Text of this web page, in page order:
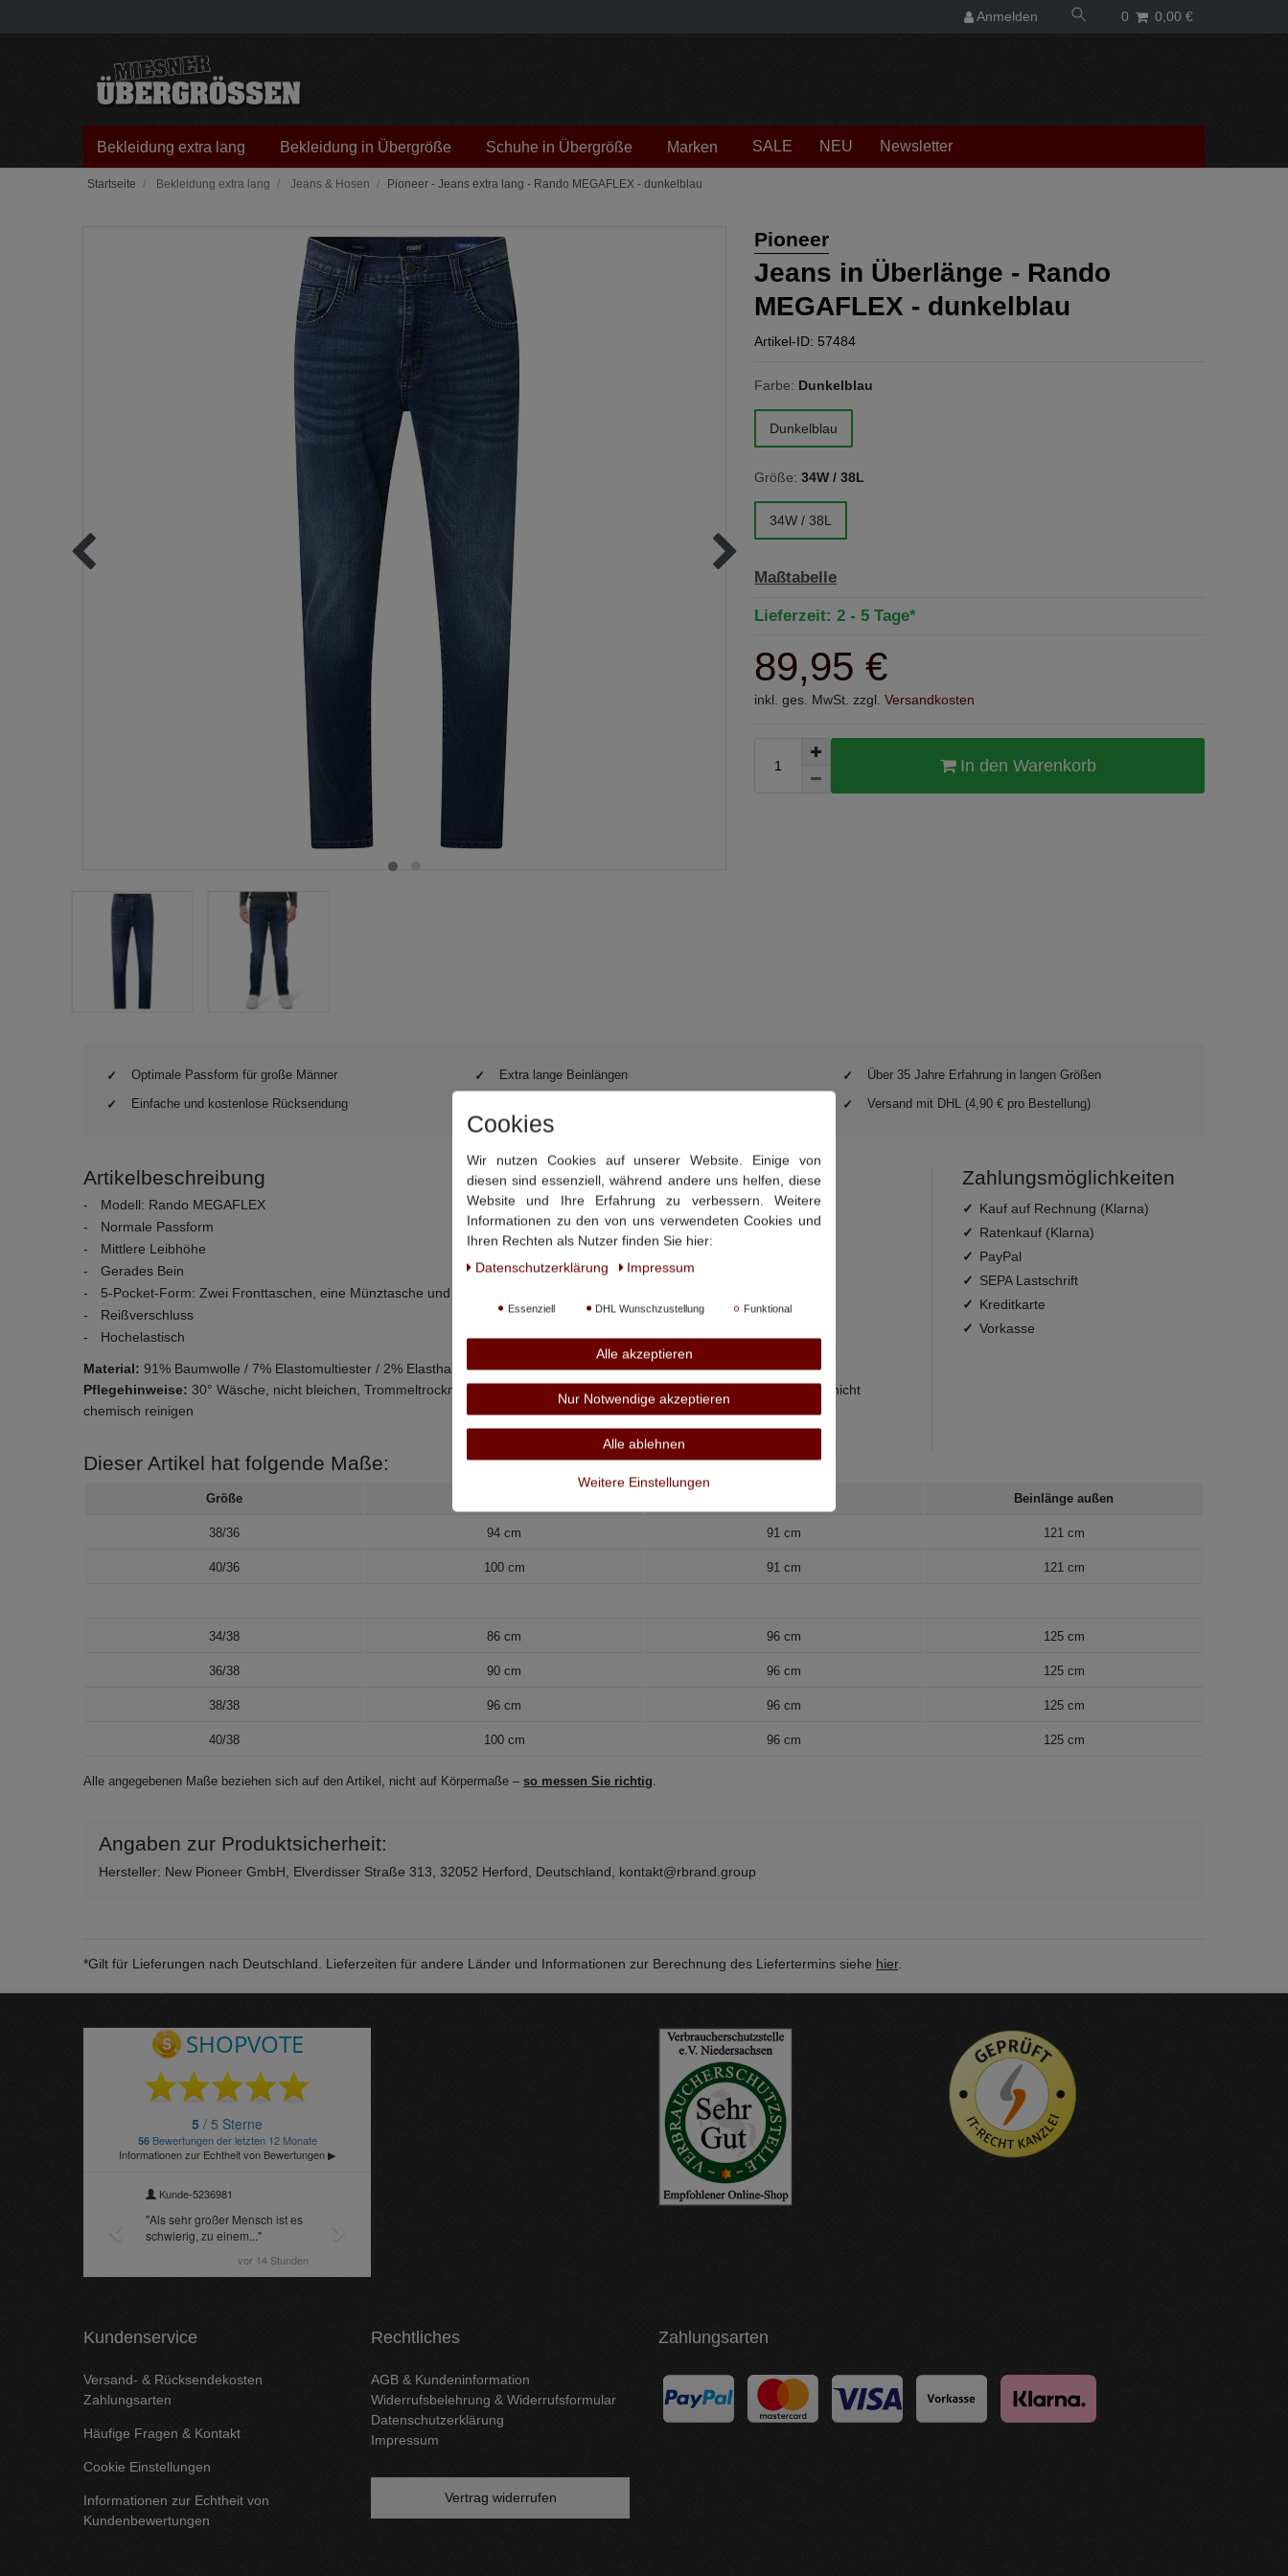
Anmelden 0 0,00 €
Bekleidung extra lang Bekleidung in Übergröße Schuhe in Übergröße Marken SALE NEU Newsletter
Bekleidung extra lang Jeans & Hosen Pioneer - Jeans extra lang - Rando MEGAFLEX - dunkelblau
Pioneer
Jeans in Überlänge - Rando
MEGAFLEX - dunkelblau
Artikel-ID: 57484
Farbe: Dunkelblau
Dunkelblau
Größe: 34W / 38L
34W / 38L
Maßtabelle
Lieferzeit: 2 - 5 Tage*
89,95 €
inkl. ges. MwSt. zzgl. Versandkosten
In den Warenkorb
Optimale Passform für große Männer Extra lange Beinlängen
Über 35 Jahre Erfahrung in langen Größen
Einfache und kostenlose Rücksendung
Versand mit DHL (4,90 € pro Bestellung)
Artikelbeschreibung
Modell: Rando MEGAFLEX
Normale Passform
Mittlere Leibhöhe
Gerades Bein
5-Pocket-Form: Zwei Fronttaschen, eine Münztasche und zwei Gesäßtaschen
Reißverschluss
Hochelastisch
Material: 91% Baumwolle / 7% Elastomultiester / 2% Elasthan
Pflegehinweise: 30° Wäsche, nicht bleichen, Trommeltrocknen bei niedriger Temperatur, bügeln bei niedriger Temperatur, nicht
chemisch reinigen
Zahlungsmöglichkeiten
Kauf auf Rechnung (Klarna)
Ratenkauf (Klarna)
PayPal
SEPA Lastschrift
Kreditkarte
Vorkasse
Dieser Artikel hat folgende Maße:
Größe Beinlänge außen
38/36 94 cm 91 cm 121 cm
40/36 100 cm 91 cm 121 cm
34/38 86 cm 96 cm 125 cm
36/38 90 cm 96 cm 125 cm
38/38 96 cm 96 cm 125 cm
40/38 100 cm 96 cm 125 cm
Alle angegebenen Maße beziehen sich auf den Artikel, nicht auf Körpermaße – so messen Sie richtig.
Angaben zur Produktsicherheit:
Hersteller: New Pioneer GmbH, Elverdisser Straße 313, 32052 Herford, Deutschland, kontakt@rbrand.group
*Gilt für Lieferungen nach Deutschland. Lieferzeiten für andere Länder und Informationen zur Berechnung des Liefertermins siehe hier.
Kundenservice
Versand- & Rücksendekosten
Zahlungsarten
Häufige Fragen & Kontakt
Cookie Einstellungen
Informationen zur Echtheit von
Kundenbewertungen
Rechtliches
AGB & Kundeninformation
Widerrufsbelehrung & Widerrufsformular
Datenschutzerklärung
Impressum
Vertrag widerrufen
Zahlungsarten
Cookies
Wir nutzen Cookies auf unserer Website. Einige von
diesen sind essenziell, während andere uns helfen, diese
Website und Ihre Erfahrung zu verbessern. Weitere
Informationen zu den von uns verwendeten Cookies und
Ihren Rechten als Nutzer finden Sie hier:
Daten­schutz­erklärung
Impressum
Essenziell DHL Wunschzustellung Funktional
Alle akzeptieren
Nur Notwendige akzeptieren
Alle ablehnen
Weitere Einstellungen